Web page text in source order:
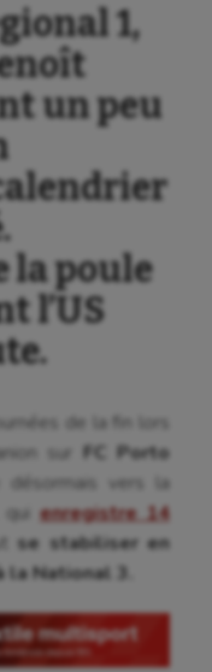
1,
un peu
la poule
l’US
de la fin lors
sur FC Porto
désormais vers la
enregistre 14
se stabiliser en
la National 3.